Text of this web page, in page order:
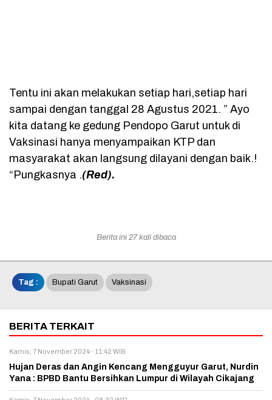
Tentu ini akan melakukan setiap hari,setiap hari
sampai dengan tanggal 28 Agustus 2021. ” Ayo
kita datang ke gedung Pendopo Garut untuk di
Vaksinasi hanya menyampaikan KTP dan
masyarakat akan langsung dilayani dengan baik.!
“Pungkasnya .(Red).
Berita ini 27 kali dibaca
Tag : Bupati Garut Vaksinasi
BERITA TERKAIT
Kamis, 7 November 2024 - 11:42 WIB
Hujan Deras dan Angin Kencang Mengguyur Garut, Nurdin
Yana : BPBD Bantu Bersihkan Lumpur di Wilayah Cikajang